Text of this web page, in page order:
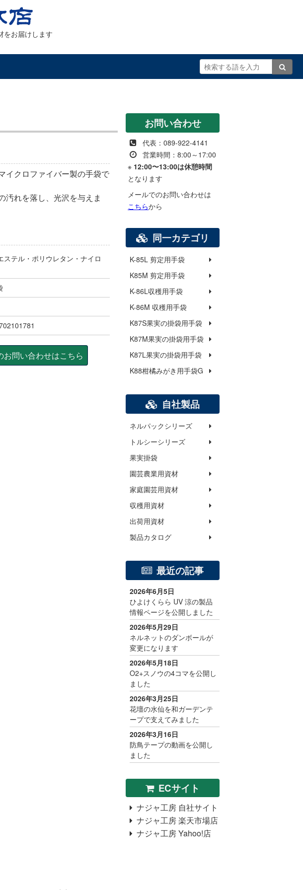
をお届けします
イクロファイバー製の手袋で
汚れを落し、光沢を与えま
ステル・ポリウレタン・ナイロ
お問い合わせはこちら
お問い合わせ
代表：089-922-4141
営業時間：8:00～17:00
※ 12:00〜13:00は休憩時間
となります
メールでのお問い合わせは
こちらから
同一カテゴリ
K-85L 剪定用手袋
K85M 剪定用手袋
K-86L収穫用手袋
K-86M 収穫用手袋
K87S果実の掛袋用手袋
K87M果実の掛袋用手袋
K87L果実の掛袋用手袋
K88柑橘みがき用手袋G
自社製品
ネルパックシリーズ
トルシーシリーズ
果実掛袋
園芸農業用資材
家庭園芸用資材
収穫用資材
出荷用資材
製品カタログ
最近の記事
2026年6月5日
ひよけくらら UV 涼の製品
情報ページを公開しました
2026年5月29日
ネルネットのダンボールが
変更になります
2026年5月18日
O2+スノウの4コマを公開し
ました
2026年3月25日
花壇の水仙を和ガーデンテ
ープで支えてみました
2026年3月16日
防鳥テープの動画を公開し
ました
ECサイト
ナジャ工房 自社サイト
ナジャ工房 楽天市場店
ナジャ工房 Yahoo!店